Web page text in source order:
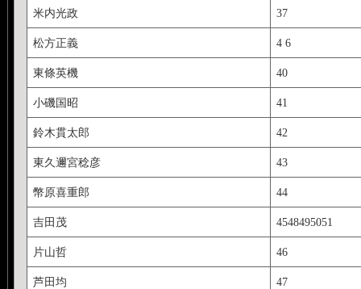
米内光政 37
松方正義 4 6
東條英機 40
小磯国昭 41
鈴木貫太郎 42
東久邇宮稔彦 43
幣原喜重郎 44
吉田茂 4548495051
片山哲 46
芦田均 47